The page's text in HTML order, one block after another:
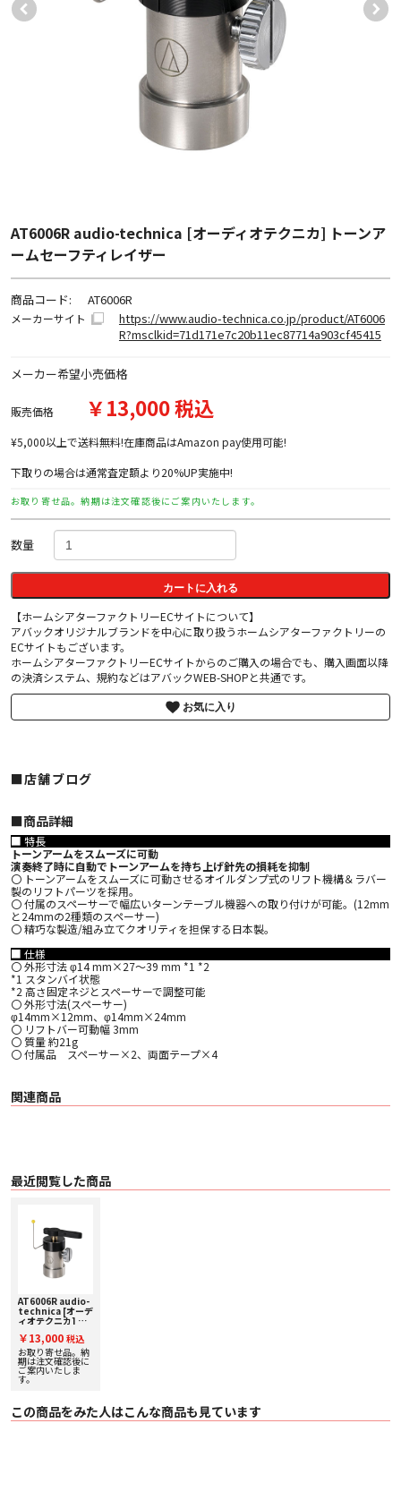
AT6006R audio-technica [オーディオテクニカ] トーンア
ームセーフティレイザー
商品コード: AT6006R
メーカーサイト
https://www.audio-technica.co.jp/product/AT6006
R?msclkid=71d171e7c20b11ec87714a903cf45415
メーカー希望小売価格
販売価格 ￥13,000 税込
¥5,000以上で送料無料!在庫商品はAmazon pay使用可能!
下取りの場合は通常査定額より20%UP実施中!
お取り寄せ品。納期は注文確認後にご案内いたします。
数量
カートに入れる
【ホームシアターファクトリーECサイトについて】
アバックオリジナルブランドを中心に取り扱うホームシアターファクトリーの
ECサイトもございます。
ホームシアターファクトリーECサイトからのご購入の場合でも、購入画面以降
の決済システム、規約などはアバックWEB-SHOPと共通です。
お気に入り
■店舗ブログ
■︎商品詳細
■ 特長
トーンアームをスムーズに可動
演奏終了時に自動でトーンアームを持ち上げ針先の損耗を抑制
〇 トーンアームをスムーズに可動させるオイルダンプ式のリフト機構＆ラバー
製のリフトパーツを採用。
〇 付属のスペーサーで幅広いターンテーブル機器への取り付けが可能。(12mm
と24mmの2種類のスペーサー)
〇 精巧な製造/組み立てクオリティを担保する日本製。
■ 仕様
〇 外形寸法 φ14 mm×27～39 mm *1 *2
*1 スタンバイ状態
*2 高さ固定ネジとスペーサーで調整可能
〇 外形寸法(スペーサー)
φ14mm×12mm、φ14mm×24mm
〇 リフトバー可動幅 3mm
〇 質量 約21g
〇 付属品 スペーサー×2、両面テープ×4
関連商品
最近閲覧した商品
AT6006R audio-
technica [オーデ
ィオテクニカ] ト
ティレイザー
￥13,000 税込
お取り寄せ品。納
期は注文確認後に
ご案内いたしま
す。
この商品をみた人はこんな商品も見ています